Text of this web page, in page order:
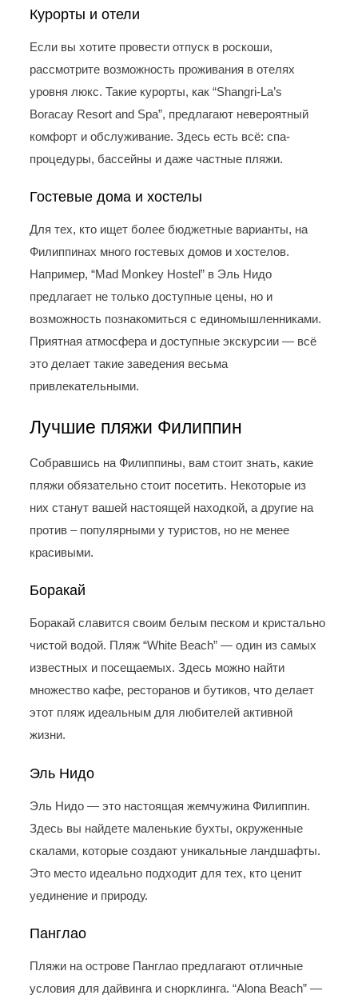
Курорты и отели
Если вы хотите провести отпуск в роскоши,
рассмотрите возможность проживания в отелях
уровня люкс. Такие курорты, как “Shangri-La’s
Boracay Resort and Spa”, предлагают невероятный
комфорт и обслуживание. Здесь есть всё: спа-
процедуры, бассейны и даже частные пляжи.
Гостевые дома и хостелы
Для тех, кто ищет более бюджетные варианты, на
Филиппинах много гостевых домов и хостелов.
Например, “Mad Monkey Hostel” в Эль Нидо
предлагает не только доступные цены, но и
возможность познакомиться с единомышленниками.
Приятная атмосфера и доступные экскурсии — всё
это делает такие заведения весьма
привлекательными.
Лучшие пляжи Филиппин
Собравшись на Филиппины, вам стоит знать, какие
пляжи обязательно стоит посетить. Некоторые из
них станут вашей настоящей находкой, а другие на
против – популярными у туристов, но не менее
красивыми.
Боракай
Боракай славится своим белым песком и кристально
чистой водой. Пляж “White Beach” — один из самых
известных и посещаемых. Здесь можно найти
множество кафе, ресторанов и бутиков, что делает
этот пляж идеальным для любителей активной
жизни.
Эль Нидо
Эль Нидо — это настоящая жемчужина Филиппин.
Здесь вы найдете маленькие бухты, окруженные
скалами, которые создают уникальные ландшафты.
Это место идеально подходит для тех, кто ценит
уединение и природу.
Панглао
Пляжи на острове Панглао предлагают отличные
условия для дайвинга и снорклинга. “Alona Beach” —